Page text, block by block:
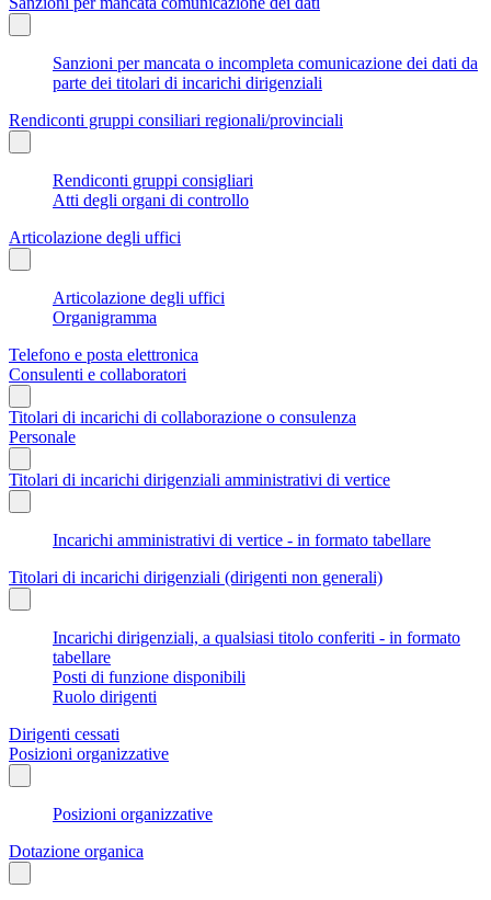
Sanzioni per mancata o incompleta comunicazione dei dati da
parte dei titolari di incarichi dirigenziali
Rendiconti gruppi consiliari regionali/provinciali
Rendiconti gruppi consigliari
Atti degli organi di controllo
Articolazione degli uffici
Articolazione degli uffici
Organigramma
Telefono e posta elettronica
Consulenti e collaboratori
Titolari di incarichi di collaborazione o consulenza
Personale
Titolari di incarichi dirigenziali amministrativi di vertice
Incarichi amministrativi di vertice - in formato tabellare
Titolari di incarichi dirigenziali (dirigenti non generali)
Incarichi dirigenziali, a qualsiasi titolo conferiti - in formato
tabellare
Posti di funzione disponibili
Ruolo dirigenti
Dirigenti cessati
Posizioni organizzative
Posizioni organizzative
Dotazione organica